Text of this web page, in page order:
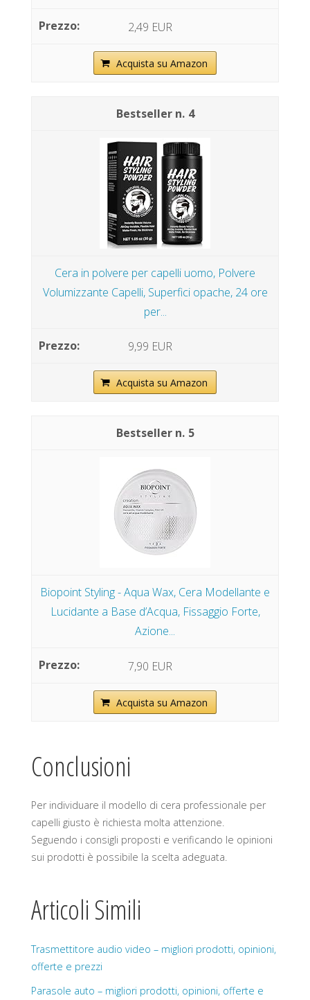
2,49 EUR
Acquista su Amazon
4
Cera in polvere per capelli uomo, Polvere
Volumizzante Capelli, Superfici opache, 24 ore
per...
9,99 EUR
Acquista su Amazon
5
Biopoint Styling - Aqua Wax, Cera Modellante e
Lucidante a Base d’Acqua, Fissaggio Forte,
Azione...
7,90 EUR
Acquista su Amazon
Conclusioni
Per individuare il modello di cera professionale per
capelli giusto è richiesta molta attenzione.
Seguendo i consigli proposti e verificando le opinioni
sui prodotti è possibile la scelta adeguata.
Articoli Simili
Trasmettitore audio video – migliori prodotti, opinioni,
offerte e prezzi
Parasole auto – migliori prodotti, opinioni, offerte e